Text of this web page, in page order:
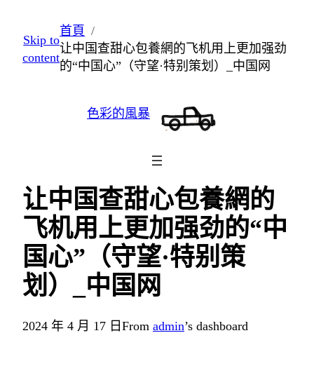
至
主
Skip to
content
首頁
让中国查甜心包養網的飞机用上更加强劲
的“中国心”（守望·特别策划）_中国网
色彩的風暴
让中国查甜心包養網的
飞机用上更加强劲的“中
国心”（守望·特别策
划）_中国网
2024 年 4 月 17 日 From admin’s dashboard